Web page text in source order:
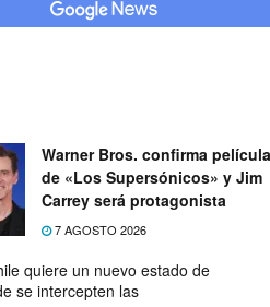
Warner Bros. confirma película
de «Los Supersónicos» y Jim
Carrey será protagonista
7 AGOSTO 2026
quiere un nuevo estado de
se intercepten las